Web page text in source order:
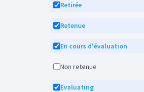
Retirée
Retenue
En cours d'évaluation
Non retenue
Evaluating